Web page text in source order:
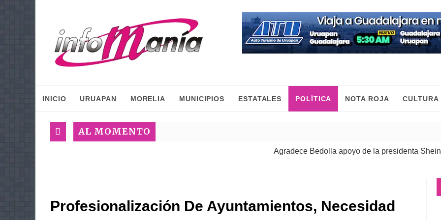
INICIO URUAPAN MORELIA MUNICIPIOS ESTATALES POLÍTICA NOTA ROJA CULTURA
AL MOMENTO
Agradece Bedolla apoyo de la presidenta Sheinbaum
Profesionalización De Ayuntamientos, Necesidad